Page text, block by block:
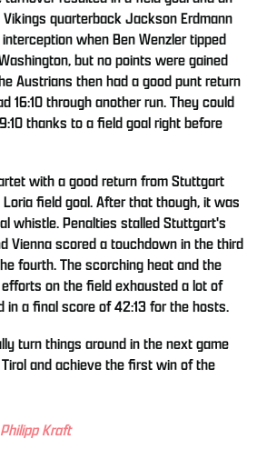
Vikings quarterback Jackson Erdmann
when Ben Wenzler tipped
but no points were gained
Austrians then had a good punt return
16:10 through another run. They could
thanks to a field goal right before
with a good return from Stuttgart
field goal. After that though, it was
whistle. Penalties stalled Stuttgart's
Vienna scored a touchdown in the third
fourth. The scorching heat and the
on the field exhausted a lot of
in a final score of 42:13 for the hosts.
turn things around in the next game
and achieve the first win of the
Kraft